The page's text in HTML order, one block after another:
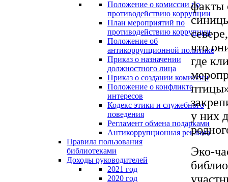
Положение о комиссии по
противодействию коррупции
План мероприятий по
противодействию коррупции
Положение об
антикоррупционной политике
Приказ о назначении
должностного лица
Приказ о создании комиссии
Положение о конфликте
интересов
Кодекс этики и служебного
поведения
Регламент обмена подарками
Антикоррупционная реклама
Правила пользования
библиотеками
Доходы руководителей
2021 год
2020 год
факты
что
где
у них
Эко-